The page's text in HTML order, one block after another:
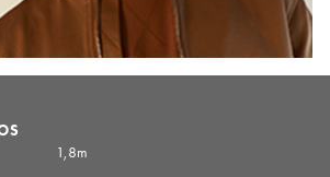
1,8m